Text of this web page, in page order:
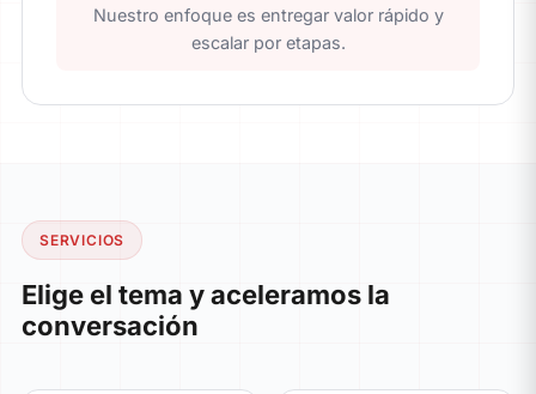
Nuestro enfoque es entregar valor rápido y
escalar por etapas.
SERVICIOS
Elige el tema y aceleramos la
conversación